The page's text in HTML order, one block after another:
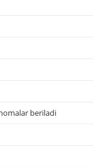
beriladi